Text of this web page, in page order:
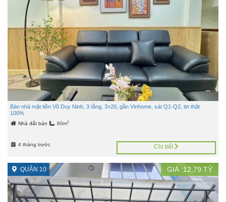
Bán nhà mặt tiền Võ Duy Ninh, 3 tầng, 3×20, gần Vinhome, sát Q1-Q2, tin thật
100%
Nhà đất bán 60m2
4 tháng trước Chi tiết
QUẬN 10 GIÁ :12,79 TỶ